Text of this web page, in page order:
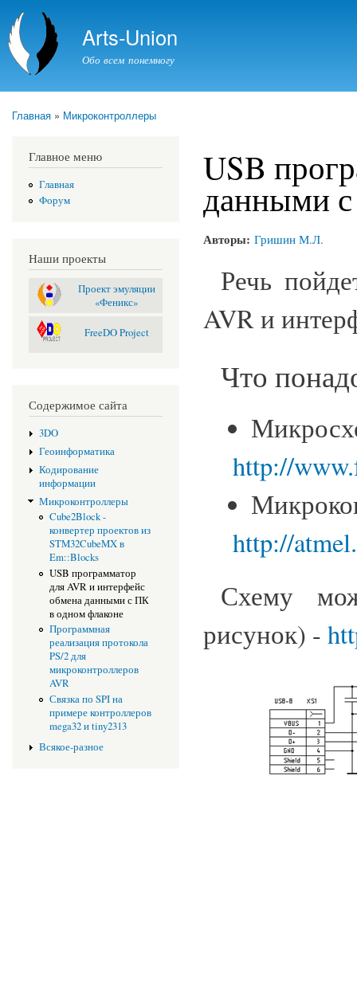
Arts-Union
Обо всем понемногу
Главная » Микроконтроллеры
Главное меню
Главная
Форум
Наши проекты
Проект эмуляции
«Феникс»
FreeDO Project
Содержимое сайта
3DO
Геоинформатика
Кодирование
информации
Микроконтроллеры
Cube2Block -
конвертер проектов из
STM32CubeMX в
Em::Blocks
USB программатор
для AVR и интерфейс
обмена данными с ПК
в одном флаконе
Программная
реализация протокола
PS/2 для
микроконтроллеров
AVR
Связка по SPI на
примере контроллеров
mega32 и tiny2313
Всякое-разное
USB
данными
Авторы: Гришин М.Л.
Речь
AVR и
Что
http://
http://
Схему
рисунок) -